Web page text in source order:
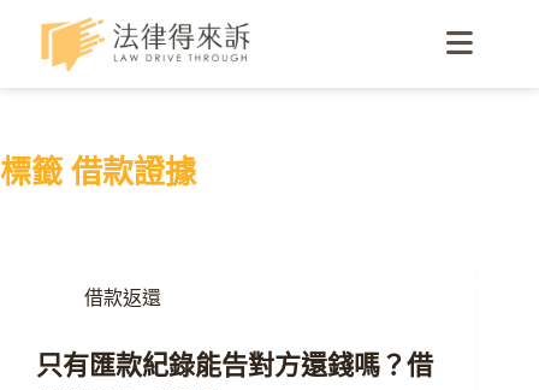
標籤 借款證據
借款返還
只有匯款紀錄能告對方還錢嗎？借